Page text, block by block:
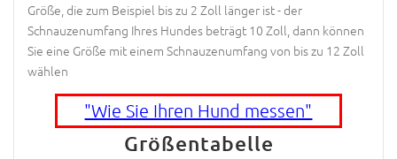
Größe, die zum Beispiel bis zu 2 Zoll länger ist - der
Schnauzenumfang Ihres Hundes beträgt 10 Zoll, dann können
Sie eine Größe mit einem Schnauzenumfang von bis zu 12 Zoll
wählen
"Wie Sie Ihren Hund messen"
Größentabelle